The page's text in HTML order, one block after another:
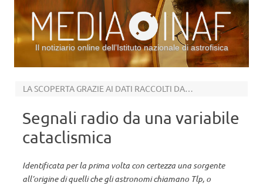
Il notiziario online dell’Istituto nazionale di astrofisica
LA SCOPERTA GRAZIE AI DATI RACCOLTI DALLE ANTENNE DI ASKAP
Segnali radio da una variabile
cataclismica
Identificata per la prima volta con certezza una sorgente
all’origine di quelli che gli astronomi chiamano Tlp, o